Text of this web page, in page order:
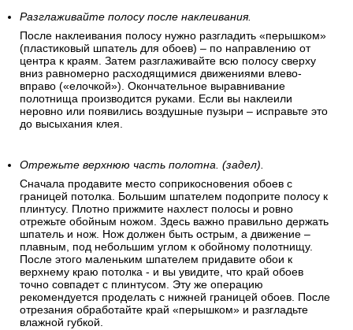
Разглаживайте полосу после наклеивания.
После наклеивания полосу нужно разгладить «перышком»
(пластиковый шпатель для обоев) – по направлению от
центра к краям. Затем разглаживайте всю полосу сверху
вниз равномерно расходящимися движениями влево-
вправо («елочкой»). Окончательное выравнивание
полотнища производится руками. Если вы наклеили
неровно или появились воздушные пузыри – исправьте это
до высыхания клея.
Отрежьте верхнюю часть полотна. (задел).
Сначала продавите место соприкосновения обоев с
границей потолка. Большим шпателем подоприте полосу к
плинтусу. Плотно прижмите нахлест полосы и ровно
отрежьте обойным ножом. Здесь важно правильно держать
шпатель и нож. Нож должен быть острым, а движение –
плавным, под небольшим углом к обойному полотнищу.
После этого маленьким шпателем придавите обои к
верхнему краю потолка - и вы увидите, что край обоев
точно совпадет с плинтусом. Эту же операцию
рекомендуется проделать с нижней границей обоев. После
отрезания обработайте край «перышком» и разгладьте
влажной губкой.